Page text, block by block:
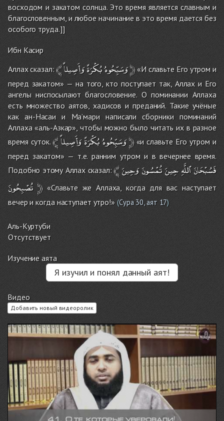
восходом и закатом солнца. Это время является славным и
благословенным, и любое начинание в это время дается без
особого труда.]]
Ибн Касир
Аллах сказал: ﴾ وَسَبِّحُوهُبُكْرَةًوَأَصِيلاً ﴿«И славьте Его утром и
перед закатом» — на того, кто поступает так, Аллах и Его
ангелы ниспосылают благословение. О поминании Аллаха
есть множество аятов, хадисов и преданий. Такие учёные
как ан-Насаи и Ма’мари написали сборники поминаний
Аллаха «аль-Азкар», чтобы можно было читать их в разное
время суток.﴾ وَسَبِّحُوهُبُكْرَةًوَأَصِيلاً ﴿«и славьте Его утром и
перед закатом» — т.е. ранним утром и в вечернее время.
Подобно этому Аллах сказал:﴾ فَسُبْحَانَٱللَّهِحِينَتُمْسُونَوَحِينَ
تُصْبِحُونَ ﴿«Славьте же Аллаха, когда для вас наступает
вечер и когда наступает утро!» (Сура 30, аят 17)
Аль-Куртуби
Отсутствует
Изучение аята
Я изучил и понял данный аят!
Видео
Добавить новый видеоролик